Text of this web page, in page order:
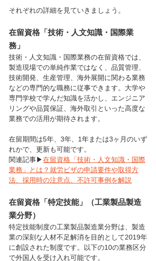
それぞれの詳細を見ていきましょう。
在留資格「技術・人文知識・国際業
務」
技術・人文知識・国際業務の在留資格では、
製造現場での単純作業ではなく、品質管理、
技術開発、生産管理、海外展開に関わる業務
などの専門的な職務に従事できます。大学や
専門学校で学んだ知識を活かし、エンジニア
リングや品質保証、海外取引といった高度な
業務での活用が期待されます。
在留期間は5年、3年、1年または3ヶ月のいず
れかで、更新も可能です。
関連記事▶︎在留資格「技術・人文知識・国際
業務」とは？就労ビザの申請要件や取得方
法、採用時の注意点、不許可事例を解説
在留資格「特定技能」（工業製品製造
業分野）
特定技能制度の工業製品製造業分野は、製造
業の深刻な人材不足解消を目的として2019年
に創設された制度です。以下の10の業務区分
で外国人を受け入れ可能です。